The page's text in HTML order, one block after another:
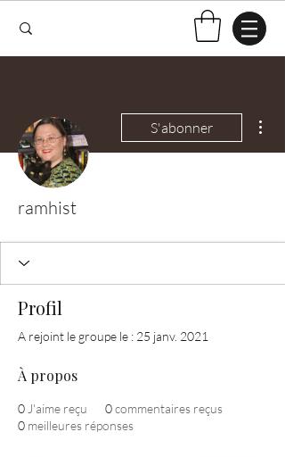
S'abonner
ramhist
Profil
A rejoint le groupe le : 25 janv. 2021
À propos
0 J'aime reçu 0commentaires reçus
0 meilleures réponses